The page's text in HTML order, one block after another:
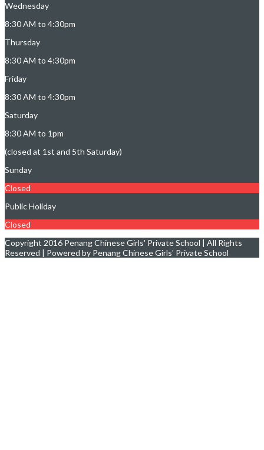
Wednesday
8:30 AM to 4:30pm
Thursday
8:30 AM to 4:30pm
Friday
8:30 AM to 4:30pm
Saturday
8:30 AM to 1pm
(closed at 1st and 5th Saturday)
Sunday
Closed
Public Holiday
Closed
Copyright 2016 Penang Chinese Girls' Private School | All Rights
Reserved | Powered by Penang Chinese Girls' Private School